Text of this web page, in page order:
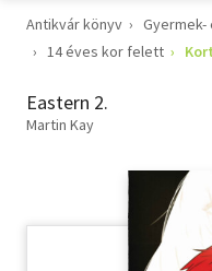
Életmód, egészség
Gyermek- és ifjúsági
Hobbi, szabadidő
Antikvár könyv Gyermek-
14 éves kor felett
Eastern 2.
Martin Kay